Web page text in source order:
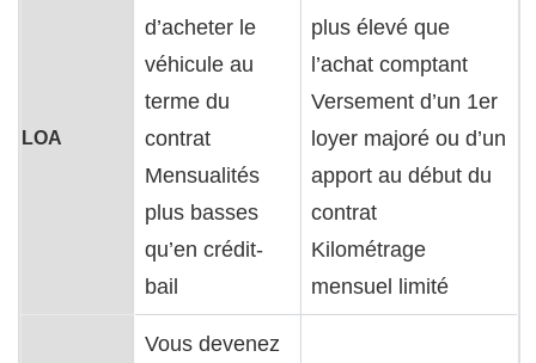
LOA
d’acheter le
véhicule au
terme du
contrat
Mensualités
plus basses
qu’en crédit-
bail
plus élevé que
l’achat comptant
Versement d’un 1er
loyer majoré ou d’un
apport au début du
contrat
Kilométrage
mensuel limité
Vous devenez